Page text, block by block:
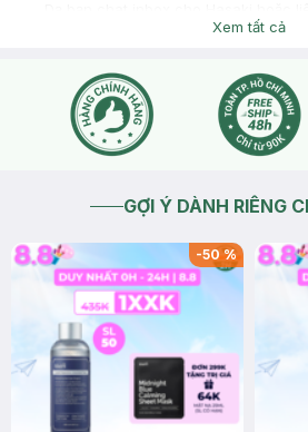
(phím 1) để được hỗ trợ giải đáp nhé.
Hasaki
Dạ bạn chat inbox cho Hasaki hoặc
(phím 1) để được hỗ trợ giải đáp nhé.
và mua sắm tại Hasaki!
2026-07-24Thích
Xem tất cả
GỢI Ý DÀNH RIÊNG
-50%